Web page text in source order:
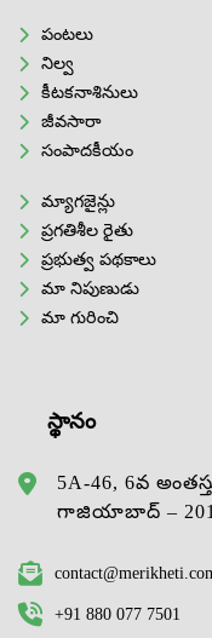
పంటలు
నిల్వ
కీటకనాశినులు
జీవసారా
సంపాదకీయం
మ్యాగజైన్లు
ప్రగతిశీల రైతు
ప్రభుత్వ పథకాలు
మా నిపుణుడు
మా గురించి
స్థానం
5A-46, 6వ
గాజియాబాద్ –
+91 880 077 7501